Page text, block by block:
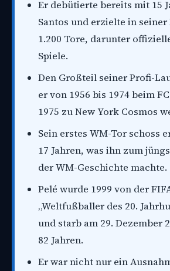
Er debütierte bereits mit 15
Santos und erzielte in
1.200 Tore, darunter
Spiele.
Den Großteil seiner Profi-
er von 1956 bis 1974 beim
1975 zu New York Cosmos
Sein erstes WM-Tor schoss
17 Jahren, was ihn zum
der WM-Geschichte machte.
Pelé wurde 1999 von der
„Weltfußballer des 20.
und starb am 29. Dezember
82 Jahren.
Er war nicht nur ein